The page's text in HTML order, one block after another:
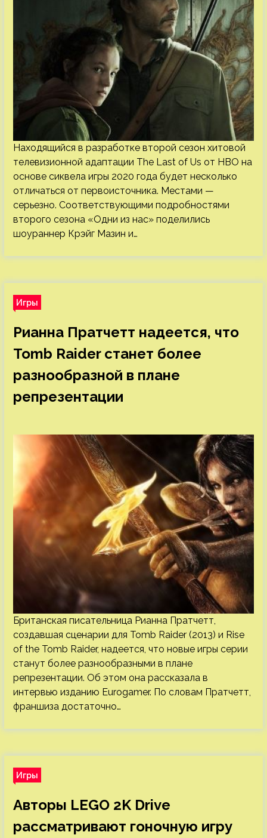
Находящийся в разработке второй сезон хитовой
телевизионной адаптации The Last of Us от HBO на
основе сиквела игры 2020 года будет несколько
отличаться от первоисточника. Местами —
серьезно. Соответствующими подробностями
второго сезона «Одни из нас» поделились
шоураннер Крэйг Мазин и…
Игры
Рианна Пратчетт надеется, что
Tomb Raider станет более
разнообразной в плане
репрезентации
Британская писательница Рианна Пратчетт,
создавшая сценарии для Tomb Raider (2013) и Rise
of the Tomb Raider, надеется, что новые игры серии
станут более разнообразными в плане
репрезентации. Об этом она рассказала в
интервью изданию Eurogamer. По словам Пратчетт,
франшиза достаточно…
Игры
Авторы LEGO 2K Drive
рассматривают гоночную игру